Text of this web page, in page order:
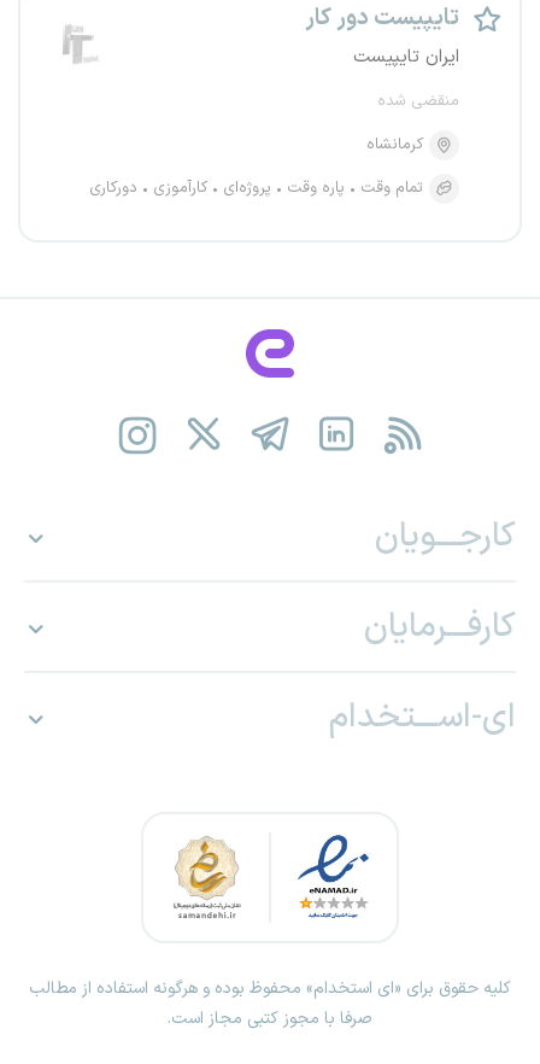
تایپیست دور کار
ایران تایپیست
منقضی شده
کرمانشاه
تمام وقت
پاره وقت پروژه‌ای کارآموزی دورکاری
کارجـــویان
کارفـــرمایان
ای-اســـتخدام
کلیه حقوق برای «ای استخدام» محفوظ بوده و هرگونه استفاده از مطالب
صرفا با مجوز کتبی مجاز است.